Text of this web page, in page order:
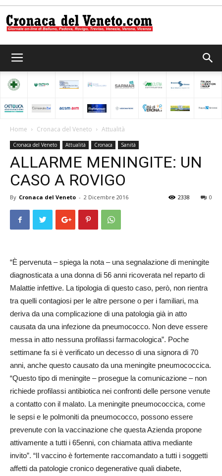
del
Veneto
Home Cronaca del Veneto Attualità
Cronaca del Veneto Attualità Cronaca Sanità
ALLARME MENINGITE: UN
CASO A ROVIGO
By Cronaca del Veneto - 2 Dicembre 2016 0
2338
“È pervenuta – spiega la nota – una segnalazione di meningite
diagnosticata a una donna di 56 anni ricoverata nel re­parto di
Malattie infettive. La tipologia di questo caso, però, non rientra
tra quelli contagiosi per le altre persone o per i familiari, ma
deriva da una co­mplicazione di una patologia già in atto
causata da una inf­ezione da pneumococco. Non deve essere
me­ssa in atto ne­ssuna profilassi farmacologica”. Poche
settimane fa si è verificato un decesso di una signora di 70
anni, anche questo causato da una meningite pneumococcica.
“Questo tipo di meningite – prosegue la comunicazione – non
richiede profilassi antibiotica nei confronti delle persone venute
a contatto con il malato. La m­eningite pneumococcica, co­me
le sepsi e le polmoniti da pneumococco, possono es­sere
prevenute con la vaccinazione che questa Azienda propone
attivamente a tutti i 65enni, con chiamata attiva mediante
invito”. “Il vaccino è fortemente ra­c­comandato a tutti i soggetti
affetti da patologie cronico degenerative quali diabete,